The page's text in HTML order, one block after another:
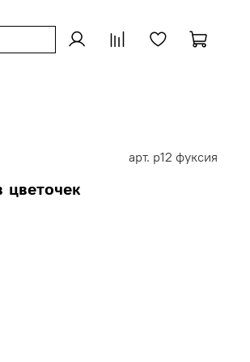
арт. p12 фуксия
цветочек